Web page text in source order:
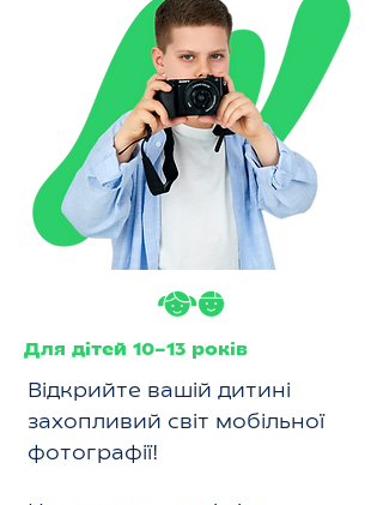
Для дітей 10–13 років
Відкрийте вашій дитині
захопливий світ мобільної
фотографії!